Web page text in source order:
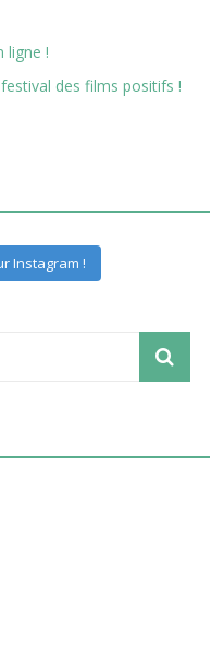
ligne !
des films positifs !
Instagram !